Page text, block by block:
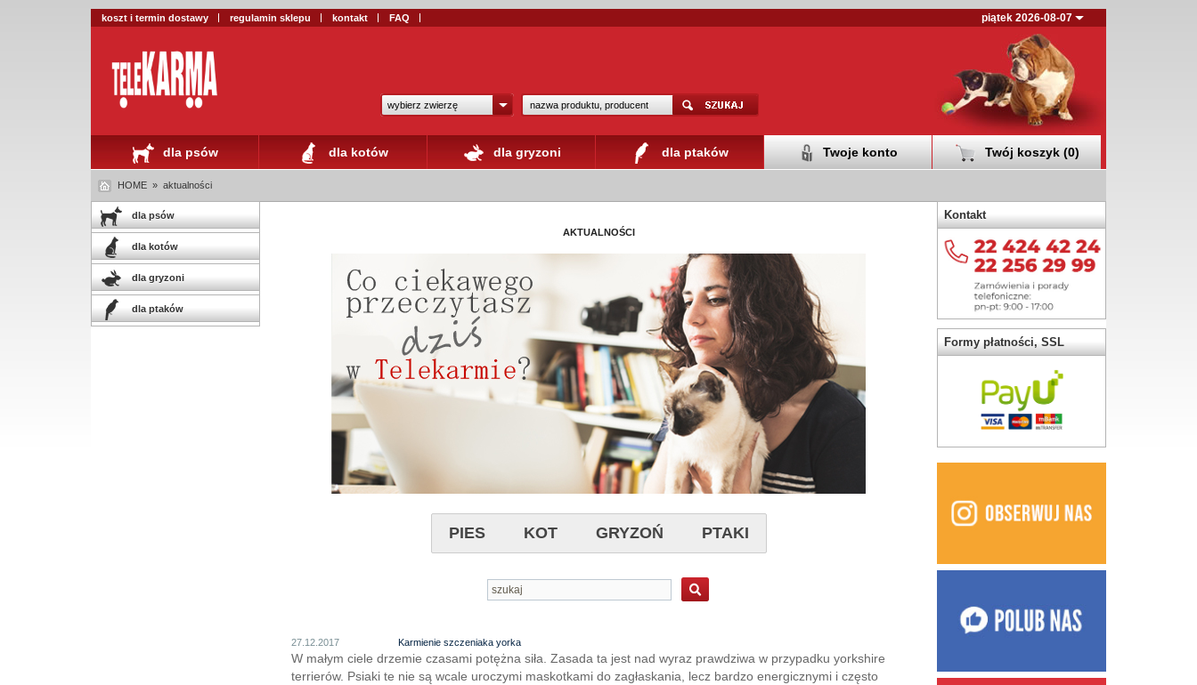
koszt i termin dostawy regulamin sklepu kontakt FAQ piątek 2026-08-07
wybierz zwierzę
dla psów dla kotów dla gryzoni dla ptaków Twoje konto Twój koszyk (0)
HOME » aktualności
dla psów
dla kotów
dla gryzoni
dla ptaków
AKTUALNOŚCI
PIES KOT GRYZOŃ PTAKI
27.12.2017 Karmienie szczeniaka yorka
W małym ciele drzemie czasami potężna siła. Zasada ta jest nad wyraz prawdziwa w przypadku yorkshire
terrierów. Psiaki te nie są wcale uroczymi maskotkami do zagłaskania, lecz bardzo energicznymi i często
Kontakt
Formy płatności, SSL